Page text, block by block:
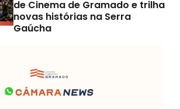
de Cinema de Gramado e trilha
novas histórias na Serra
Gaúcha